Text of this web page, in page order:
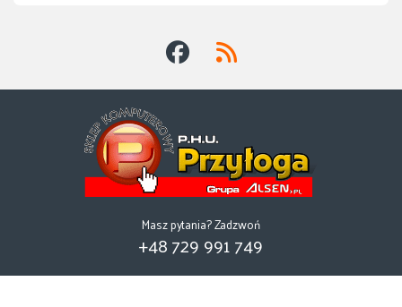
Masz pytania? Zadzwoń
+48 729 991 749